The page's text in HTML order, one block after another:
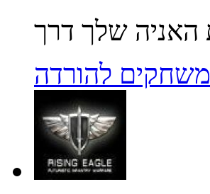
משחקים להורדה